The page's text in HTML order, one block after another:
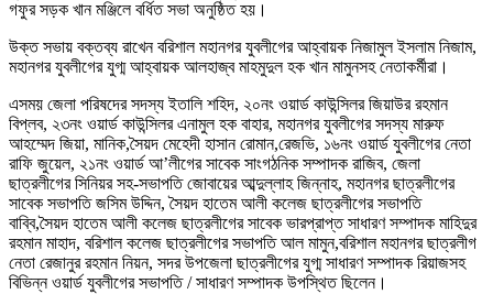
গফুর সড়ক খান মঞ্জিলে বর্ধিত সভা অনুষ্ঠিত হয়।
উক্ত সভায় বক্তব্য রাখেন বরিশাল মহানগর যুবলীগের আহ্বায়ক নিজামুল ইসলাম নিজাম,
মহানগর যুবলীগের যুগ্ম আহ্বায়ক আলহাজ্ব মাহমুদুল হক খান মামুনসহ নেতাকর্মীরা।
এসময় জেলা পরিষদের সদস্য ইতালি শহিদ, ২০নং ওয়ার্ড কাউন্সিলর জিয়াউর রহমান
বিপ্লব, ২৩নং ওয়ার্ড কাউন্সিলর এনামুল হক বাহার, মহানগর যুবলীগের সদস্য মারুফ
আহম্মেদ জিয়া, মানিক,সৈয়দ মেহেদী হাসান রোমান,রেজভি, ১৬নং ওয়ার্ড যুবলীগের নেতা
রাফি জুয়েল, ২১নং ওয়ার্ড আ’লীগের সাবেক সাংগঠনিক সম্পাদক রাজিব, জেলা
ছাত্রলীগের সিনিয়র সহ-সভাপতি জোবায়ের আব্দুল্লাহ জিন্নাহ, মহানগর ছাত্রলীগের
সাবেক সভাপতি জসিম উদ্দিন, সৈয়দ হাতেম আলী কলেজ ছাত্রলীগের সভাপতি
বাব্বি,সৈয়দ হাতেম আলী কলেজ ছাত্রলীগের সাবেক ভারপ্রাপ্ত সাধারণ সম্পাদক মাহিদুর
রহমান মাহাদ, বরিশাল কলেজ ছাত্রলীগের সভাপতি আল মামুন,বরিশাল মহানগর ছাত্রলীগ
নেতা রেজানুর রহমান নিয়ন, সদর উপজেলা ছাত্রলীগের যুগ্ম সাধারণ সম্পাদক রিয়াজসহ
বিভিন্ন ওয়ার্ড যুবলীগের সভাপতি / সাধারণ সম্পাদক উপস্থিত ছিলেন।